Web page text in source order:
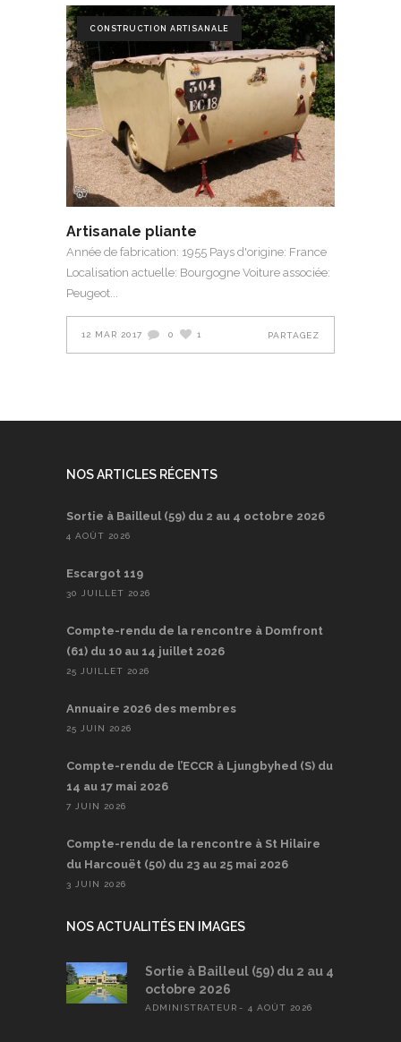
CONSTRUCTION ARTISANALE
Artisanale pliante
Année de fabrication: 1955 Pays d'origine: France
Localisation actuelle: Bourgogne Voiture associée:
Peugeot
12 MAR 2017 0 1 PARTAGEZ
NOS ARTICLES RÉCENTS
Sortie à Bailleul (59) du 2 au 4 octobre 2026
4 AOÛT 2026
Escargot 119
30 JUILLET 2026
Compte-rendu de la rencontre à Domfront
(61) du 10 au 14 juillet 2026
25 JUILLET 2026
Annuaire 2026 des membres
25 JUIN 2026
Compte-rendu de l’ECCR à Ljungbyhed (S) du
14 au 17 mai 2026
7 JUIN 2026
Compte-rendu de la rencontre à St Hilaire
du Harcouët (50) du 23 au 25 mai 2026
3 JUIN 2026
NOS ACTUALITÉS EN IMAGES
Sortie à Bailleul (59) du 2 au 4
octobre 2026
ADMINISTRATEUR 4 AOÛT 2026